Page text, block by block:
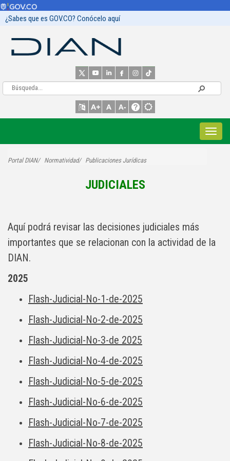
¿Sabes que es GOV.CO? Conócelo aquí
Portal DIAN Normatividad Publicaciones Jurídicas
JUDICIALES
Aquí podrá revisar las decisiones judiciales más
importantes que se relacionan con la actividad de la
DIAN.
2025
Flash-Judicial-No-1-de-2025
Flash-Judicial-No-2-de-2025
Flash-Judicial-No-3-de 2025
Flash-Judicial-No-4-de-2025
Flash-Judicial-No-5-de-2025
Flash-Judicial-No-6-de-2025
Flash-Judicial-No-7-de-2025
Flash-Judicial-No-8-de-2025